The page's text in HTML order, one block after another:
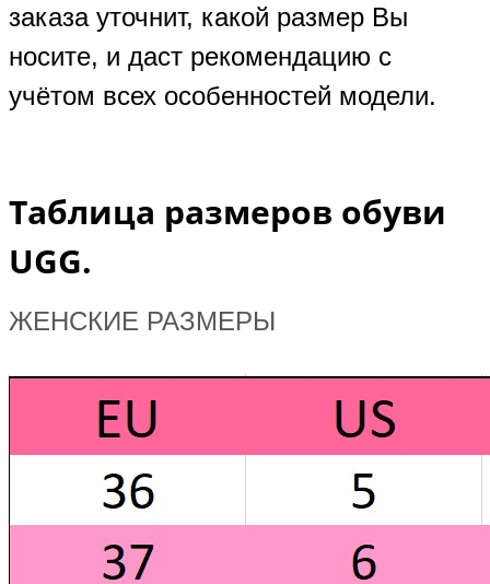
заказа уточнит, какой размер Вы
носите, и даст рекомендацию с
учётом всех особенностей модели.
Таблица размеров обуви
UGG.
ЖЕНСКИЕ РАЗМЕРЫ